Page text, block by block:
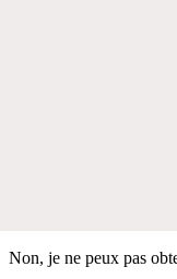
Non, je ne peux pas